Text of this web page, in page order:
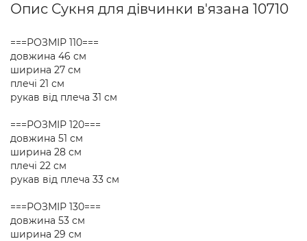
Опис Сукня для дівчинки в'язана 10710
===РОЗМІР 110===
довжина 46 см
ширина 27 см
плечі 21 см
рукав від плеча 31 см
===РОЗМІР 120===
довжина 51 см
ширина 28 см
плечі 22 см
рукав від плеча 33 см
===РОЗМІР 130===
довжина 53 см
ширина 29 см